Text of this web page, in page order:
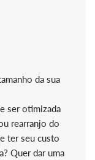
da sua
ser otimizada
rearranjo do
ter seu custo
Quer dar uma